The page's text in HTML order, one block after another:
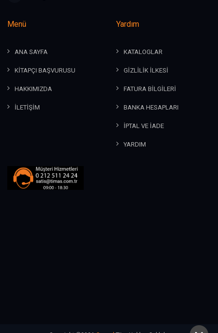
Menü
ANA SAYFA
KİTAPÇI BAŞVURUSU
HAKKIMIZDA
İLETİŞİM
Yardım
KATALOGLAR
GİZLİLİK İLKESİ
FATURA BİLGİLERİ
BANKA HESAPLARI
İPTAL VE İADE
YARDIM